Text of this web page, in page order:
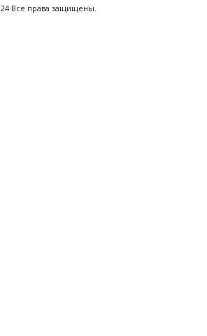
Все права защищены.